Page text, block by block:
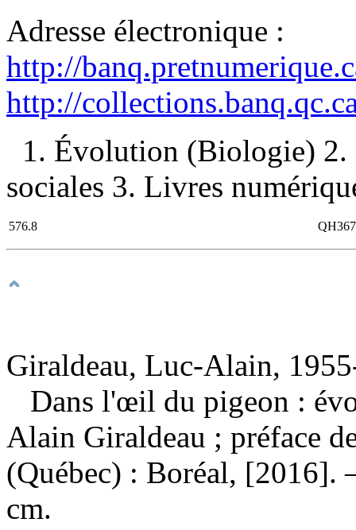
Adresse électronique :
http://
http://
1. Évolution (Biologie)
sociales 3. Livres
576.8 QH367
Giraldeau, Luc-Alain,
Dans l'œil du pigeon :
Alain Giraldeau ; préface
(Québec) : Boréal,
cm.